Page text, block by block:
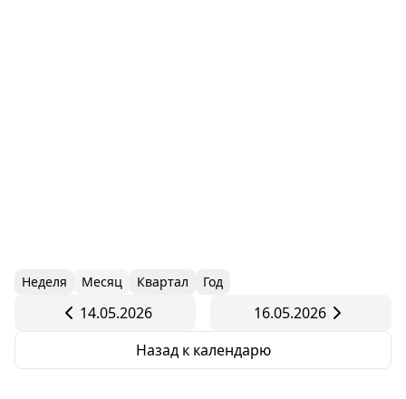
Неделя Месяц Квартал Год
14.05.2026
16.05.2026
Назад к календарю